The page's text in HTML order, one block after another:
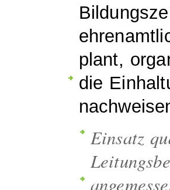
plant,
die
Einsatz